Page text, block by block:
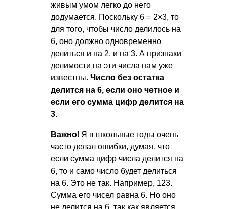
живым умом легко до него
додумается. Поскольку 6 = 2×3, то
для того, чтобы число делилось на
6, оно должно одновременно
делиться и на 2, и на 3. А признаки
делимости на эти числа нам уже
известны. Число без остатка
делится на 6, если оно четное и
если его сумма цифр делится на
3.
Важно! Я в школьные годы очень
часто делал ошибки, думая, что
если сумма цифр числа делится на
6, то и само число будет делиться
на 6. Это не так. Например, 123.
Сумма его чисел равна 6. Но оно